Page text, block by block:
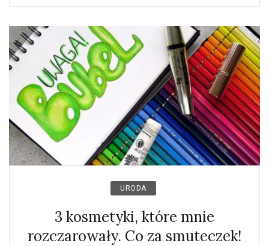
URODA
3 kosmetyki, które mnie
rozczarowały. Co za smuteczek!